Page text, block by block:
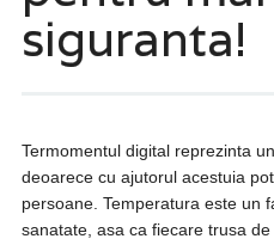
siguranta!
Termomentul digital reprezinta
deoarece cu ajutorul acestuia
persoane. Temperatura este un
sanatate, asa ca fiecare trusa